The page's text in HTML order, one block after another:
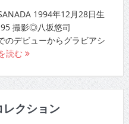
撮影◎八坂悠司
デビューからグラビアシ
読む
クション